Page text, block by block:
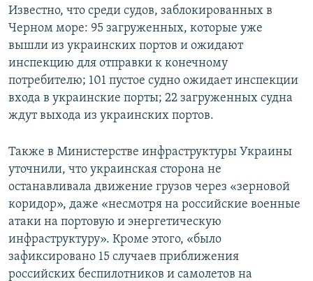
Известно, что среди судов, заблокированных в
Черном море: 95 загруженных, которые уже
вышли из украинских портов и ожидают
инспекцию для отправки к конечному
потребителю; 101 пустое судно ожидает инспекции
входа в украинские порты; 22 загруженных судна
ждут выхода из украинских портов.
Также в Министерстве инфраструктуры Украины
уточнили, что украинская сторона не
останавливала движение грузов через «зерновой
коридор», даже «несмотря на российские военные
атаки на портовую и энергетическую
инфраструктуру». Кроме этого, «было
зафиксировано 15 случаев приближения
российских беспилотников и самолетов на